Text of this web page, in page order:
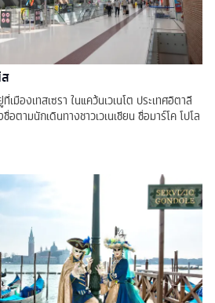
มืองเทสเซรา ในแคว้นเวเนโต ประเทศอิตาลี
อตามนักเดินทางชาวเวเนเชียน ชื่อมาร์โค โปโล